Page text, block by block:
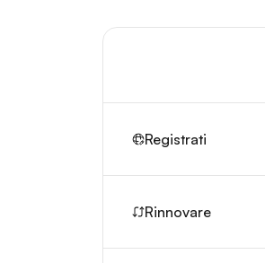
Registrati
Rinnovare